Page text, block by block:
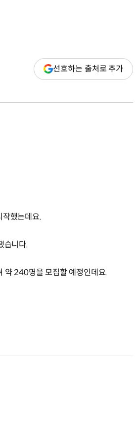
선호하는 출처로 추가(새
창
작했는데요.
습니다.
약 240명을 모집할 예정인데요.